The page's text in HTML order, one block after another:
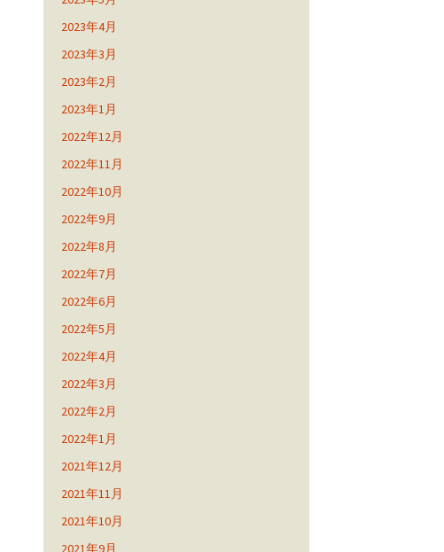
2023年4月
2023年3月
2023年2月
2023年1月
2022年12月
2022年11月
2022年10月
2022年9月
2022年8月
2022年7月
2022年6月
2022年5月
2022年4月
2022年3月
2022年2月
2022年1月
2021年12月
2021年11月
2021年10月
2021年9月